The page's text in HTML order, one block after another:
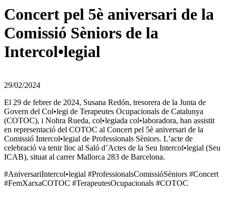
Concert pel 5è aniversari de la
Comissió Sèniors de la
Intercol•legial
29/02/2024
El 29 de febrer de 2024, Susana Redón, tresorera de la Junta de
Govern del Col•legi de Terapeutes Ocupacionals de Catalunya
(COTOC), i Nohra Rueda, col•legiada col•laboradora, han assistit
en representació del COTOC al Concert pel 5è aniversari de la
Comissió Intercol•legial de Professionals Sèniors. L’acte de
celebració va tenir lloc al Saló d’Actes de la Seu Intercol•legial (Seu
ICAB), situat al carrer Mallorca 283 de Barcelona.
#AniversariIntercol•legial #ProfessionalsComissióSèniors #Concert
#FemXarxaCOTOC #TerapeutesOcupacionals #COTOC